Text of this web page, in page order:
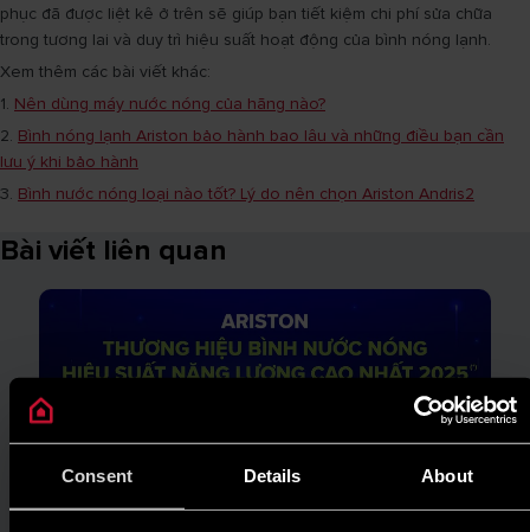
Consent Details About
phục đã được liệt kê ở trên sẽ giúp bạn tiết kiệm chi phí sửa chữa
trong tương lai và duy trì hiệu suất hoạt động của bình nóng lạnh.
Xem thêm các bài viết khác:
1. Nên dùng máy nước nóng của hãng nào?
2. Bình nóng lạnh Ariston bảo hành bao lâu và những điều bạn cần
lưu ý khi bảo hành
3. Bình nước nóng loại nào tốt? Lý do nên chọn Ariston Andris2
Bài viết liên quan